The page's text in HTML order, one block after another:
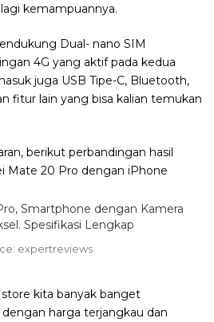
kemampuannya.
Dual- nano SIM
4G yang aktif pada kedua
juga USB Tipe-C, Bluetooth,
fitur lain yang bisa kalian temukan
berikut perbandingan hasil
Mate 20 Pro dengan iPhone
expertreviews
kita banyak banget
harga terjangkau dan